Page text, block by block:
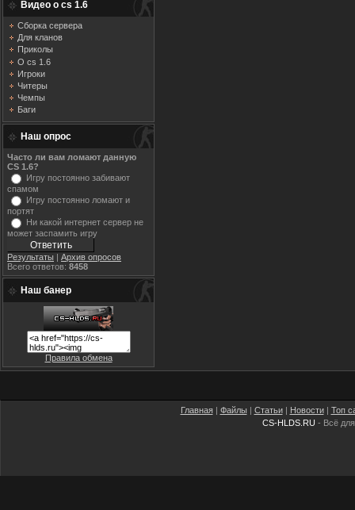
Видео о cs 1.6
Сборка сервера
Для кланов
Приколы
О cs 1.6
Игроки
Читеры
Чемпы
Баги
Наш опрос
Часто ли вам ломают данную
CS 1.6?
Игру постоянно забивают
спамом
Игру постоянно ломают и
портят
Ни какой интернет сервер не
может заспамить игру
Результаты | Архив опросов
Всего ответов: 8458
Наш банер
Правила обмена
Главная| Файлы | Статьи| Новости| Топ
CS-HLDS.RU - Всё